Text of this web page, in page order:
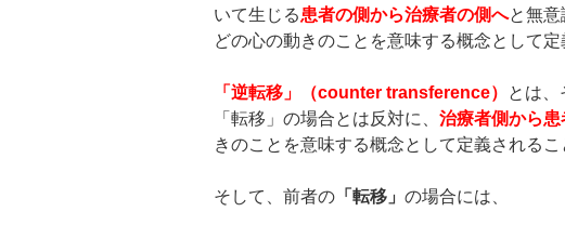
いて生じる患者の側から治療者の側へと無意
どの心の動きのことを意味する概念として
「逆転移」（counter transference） とは、
「転移」の場合とは反対に、 治療者側から患
きのことを意味する概念として定義されるこ
そして、前者の 「転移」 の場合には、